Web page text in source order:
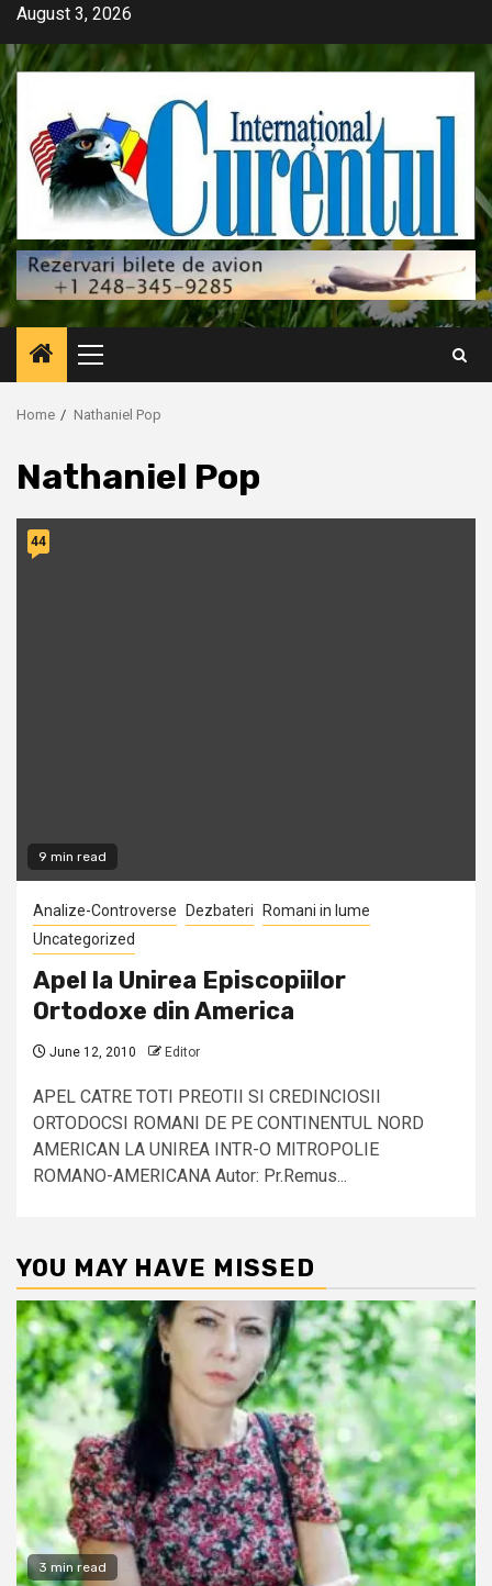
Skip
content
August 3, 2026
Primary
Menu
Home Nathaniel Pop
Nathaniel Pop
9 min read
44
Analize-Controverse Dezbateri
Romani in lume
Uncategorized
Apel la Unirea Episcopiilor
Ortodoxe din America
June 12, 2010 Editor
APEL CATRE TOTI PREOTII SI CREDINCIOSII
ORTODOCSI ROMANI DE PE CONTINENTUL NORD
AMERICAN LA UNIREA INTR-O MITROPOLIE
ROMANO-AMERICANA Autor: Pr.Remus...
YOU MAY HAVE MISSED
3 min read